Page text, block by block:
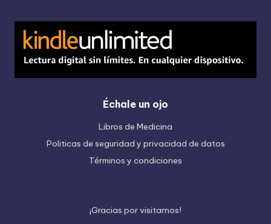
Échale un ojo
Libros de Medicina
Politicas de seguridad y privacidad de datos
Términos y condiciones
¡Gracias porvisitarnos!